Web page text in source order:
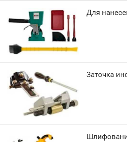
Для
Заточка